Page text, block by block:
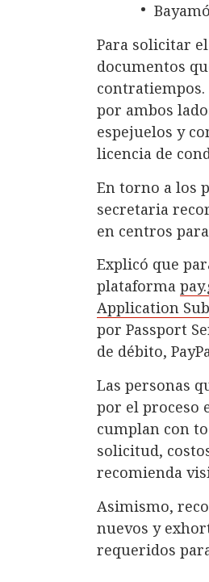
Para solicitar
documentos
por ambos
espejuelos y
licencia de
En torno a los
secretaria
en centros
Explicó que
plataforma
Application
por Passport
de débito,
Las personas
por el proceso
cumplan con
solicitud,
recomienda
Asimismo,
nuevos y
requeridos